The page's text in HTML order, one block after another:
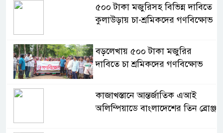
৫০০ টাকা মজুরিসহ বিভিন্ন দাবিতে
কুলাউড়ায় চা-শ্রমিকদের গণবিক্ষোভ
বড়লেখায় ৫০০ টাকা মজুরির
দাবিতে চা শ্রমিকদের গণবিক্ষোভ
কাজাখস্তানে আন্তর্জাতিক এআই
অলিম্পিয়াডে বাংলাদেশের তিন ব্রোঞ্জ